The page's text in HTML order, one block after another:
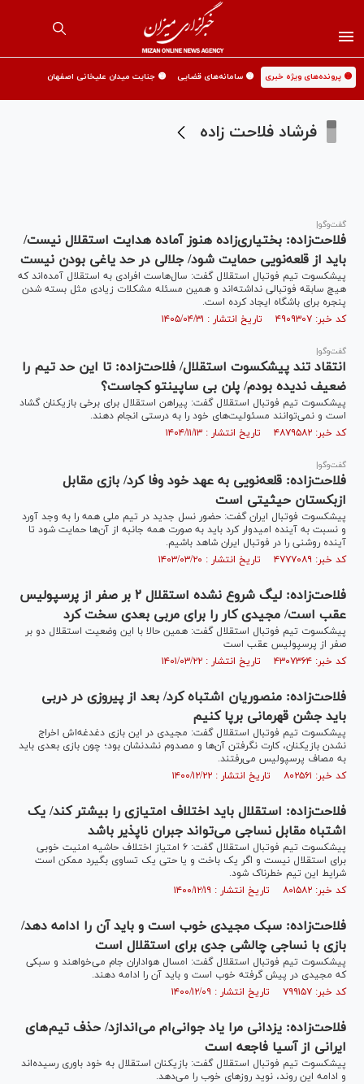
🟡 پرونده‌های ویژه خبری 🟡 سامانه‌های قضایی 🟡 جنایت میدان علیخانی اصفهان
فرشاد فلاحت زاده
گفت‌و‌گو|
فلاحت‌زاده: بختیاری‌زاده هنوز آماده هدایت استقلال نیست/
باید از قلعه‌نویی حمایت شود/ جلالی در حد یاغی بودن نیست
پیشکسوت تیم فوتبال استقلال گفت: سال‌هاست افرادی به استقلال آمده‌اند که
هیچ سابقه فوتبالی نداشته‌اند و همین مسئله مشکلات زیادی مثل بسته شدن
پنجره برای باشگاه ایجاد کرده است.
کد خبر: ۴۹۰۹۳۰۷ تاریخ انتشار : ۱۴۰۵/۰۴/۳۱
گفت‌وگو|
انتقاد تند پیشکسوت استقلال/ فلاحت‌زاده: تا این حد تیم را
ضعیف ندیده بودم/ پلن بی ساپینتو کجاست؟
پیشکسوت تیم فوتبال استقلال گفت: پیراهن استقلال برای برخی بازیکنان گشاد
است و نمی‌توانند مسئولیت‌های خود را به درستی انجام دهند.
کد خبر: ۴۸۷۹۵۸۲ تاریخ انتشار : ۱۴۰۴/۱۱/۱۳
گفت‌وگو|
فلاحت‌زاده: قلعه‌نویی به عهد خود وفا کرد/ بازی مقابل
ازبکستان حیثیتی است
پیشکسوت فوتبال ایران گفت: حضور نسل جدید در تیم ملی همه را به وجد آورد
و نسبت به آینده امیدوار کرد باید به صورت همه جانبه از آن‌ها حمایت شود تا
آینده روشنی را در فوتبال ایران شاهد باشیم.
کد خبر: ۴۷۷۷۰۸۹ تاریخ انتشار : ۱۴۰۳/۰۳/۲۰
فلاحت‌زاده: لیگ شروع نشده استقلال ۲ بر صفر از پرسپولیس
عقب است/ مجیدی کار را برای مربی بعدی سخت کرد
پیشکسوت تیم فوتبال استقلال گفت: همین حالا با این وضعیت استقلال دو بر
صفر از پرسپولیس عقب است
کد خبر: ۴۳۰۷۳۶۴ تاریخ انتشار : ۱۴۰۱/۰۳/۲۲
فلاحت‌زاده: منصوریان اشتباه کرد/ بعد از پیروزی در دربی
باید جشن قهرمانی برپا کنیم
پیشکسوت تیم فوتبال استقلال گفت: مجیدی در این بازی دغدغه‌اش اخراج
نشدن بازیکنان، کارت نگرفتن آن‌ها و مصدوم نشدنشان بود؛ چون بازی بعدی باید
به مصاف پرسپولیس می‌رفتند.
کد خبر: ۸۰۲۵۶۱ تاریخ انتشار : ۱۴۰۰/۱۲/۲۲
فلاحت‌زاده: استقلال باید اختلاف امتیازی را بیشتر کند/ یک
اشتباه مقابل نساجی می‌تواند جبران ناپذیر باشد
پیشکسوت تیم فوتبال استقلال گفت: ۶ امتیاز اختلاف حاشیه امنیت خوبی
برای استقلال نیست و اگر یک باخت و یا حتی یک تساوی بگیرد ممکن است
شرایط این تیم خطرناک شود.
کد خبر: ۸۰۱۵۸۲ تاریخ انتشار : ۱۴۰۰/۱۲/۱۹
فلاحت‌زاده: سبک مجیدی خوب است و باید آن را ادامه دهد/
بازی با نساجی چالشی جدی برای استقلال است
پیشکسوت تیم فوتبال استقلال گفت: امسال هواداران جام می‌خواهند و سبکی
که مجیدی در پیش گرفته خوب است و باید آن را ادامه دهند.
کد خبر: ۷۹۹۱۵۷ تاریخ انتشار : ۱۴۰۰/۱۲/۰۹
فلاحت‌زاده: یزدانی مرا یاد جوانی‌ام می‌اندازد/ حذف تیم‌های
ایرانی از آسیا فاجعه است
پیشکسوت تیم فوتبال استقلال گفت: بازیکنان استقلال به خود باوری رسیده‌اند
و ادامه این روند، نوید روز‌های خوب را می‌دهد.